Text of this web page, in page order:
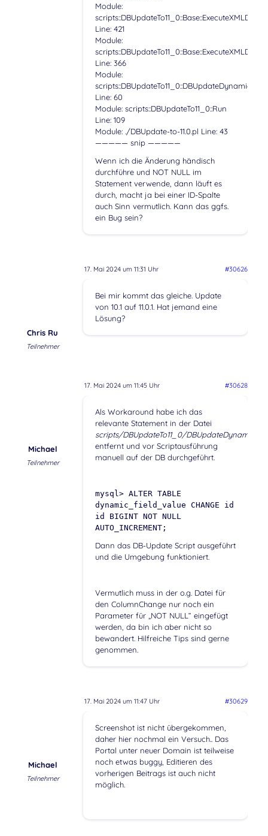
Module:
Line: 421
Module:
Line: 366
Module:
Line: 60
Module: scripts::DBUpdateTo11_0::Run
Line: 109
Module: ./DBUpdate-to-11.0.pl Line: 43
————— snip —————
Wenn ich die Änderung händisch
durchführe und NOT NULL im
Statement verwende, dann läuft es
durch, macht ja bei einer ID-Spalte
auch Sinn vermutlich. Kann das ggfs.
ein Bug sein?
17. Mai 2024 um 11:31 Uhr #30626
Chris Ru
Teilnehmer
Bei mir kommt das gleiche. Update
von 10.1 auf 11.0.1. Hat jemand eine
Lösung?
17. Mai 2024 um 11:45 Uhr #30628
Michael
Teilnehmer
Als Workaround habe ich das
relevante Statement in der Datei
scripts/DBUpdateTo11_0/
entfernt und vor Scriptausführung
manuell auf der DB durchgeführt.
mysql> ALTER TABLE
dynamic_field_value CHANGE id
id BIGINT NOT NULL
AUTO_INCREMENT;
Dann das DB-Update Script ausgeführt
und die Umgebung funktioniert.
Vermutlich muss in der o.g. Datei für
den ColumnChange nur noch ein
Parameter für „NOT NULL“ eingefügt
werden, da bin ich aber nicht so
bewandert. Hilfreiche Tips sind gerne
genommen.
17. Mai 2024 um 11:47 Uhr #30629
Michael
Teilnehmer
Screenshot ist nicht übergekommen,
daher hier nochmal ein Versuch.. Das
Portal unter neuer Domain ist teilweise
noch etwas buggy, Editieren des
vorherigen Beitrags ist auch nicht
möglich.